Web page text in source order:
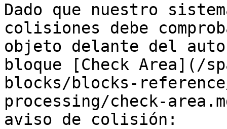
Dado que nuestro
colisiones debe
objeto delante del
bloque [Check Area](/
blocks/blocks-
processing/check-
aviso de colisión: